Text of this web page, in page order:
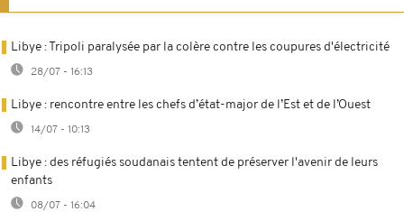
Libye : Tripoli paralysée par la colère contre les coupures d'électricité
28/07 - 16:13
Libye : rencontre entre les chefs d’état-major de l’Est et de l’Ouest
14/07 - 10:13
Libye : des réfugiés soudanais tentent de préserver l'avenir de leurs
enfants
08/07 - 16:04